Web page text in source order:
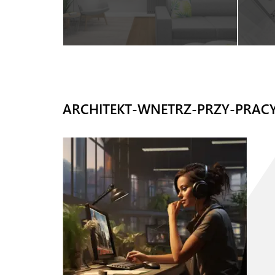
ARCHITEKT-WNETRZ-PRZY-